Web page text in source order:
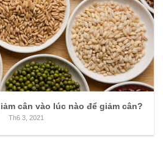
cân vào lúc nào để giảm cân?
Th6 3, 2021